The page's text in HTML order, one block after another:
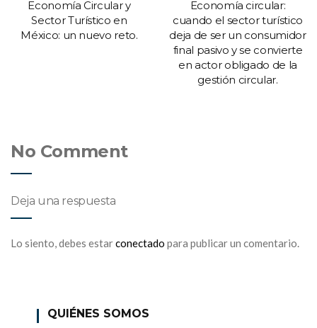
Economía Circular y
Sector Turístico en
México: un nuevo reto.
Economía circular:
cuando el sector turístico
deja de ser un consumidor
final pasivo y se convierte
en actor obligado de la
gestión circular.
No Comment
Deja una respuesta
Lo siento, debes estarconectado para publicar un comentario.
QUIÉNES SOMOS